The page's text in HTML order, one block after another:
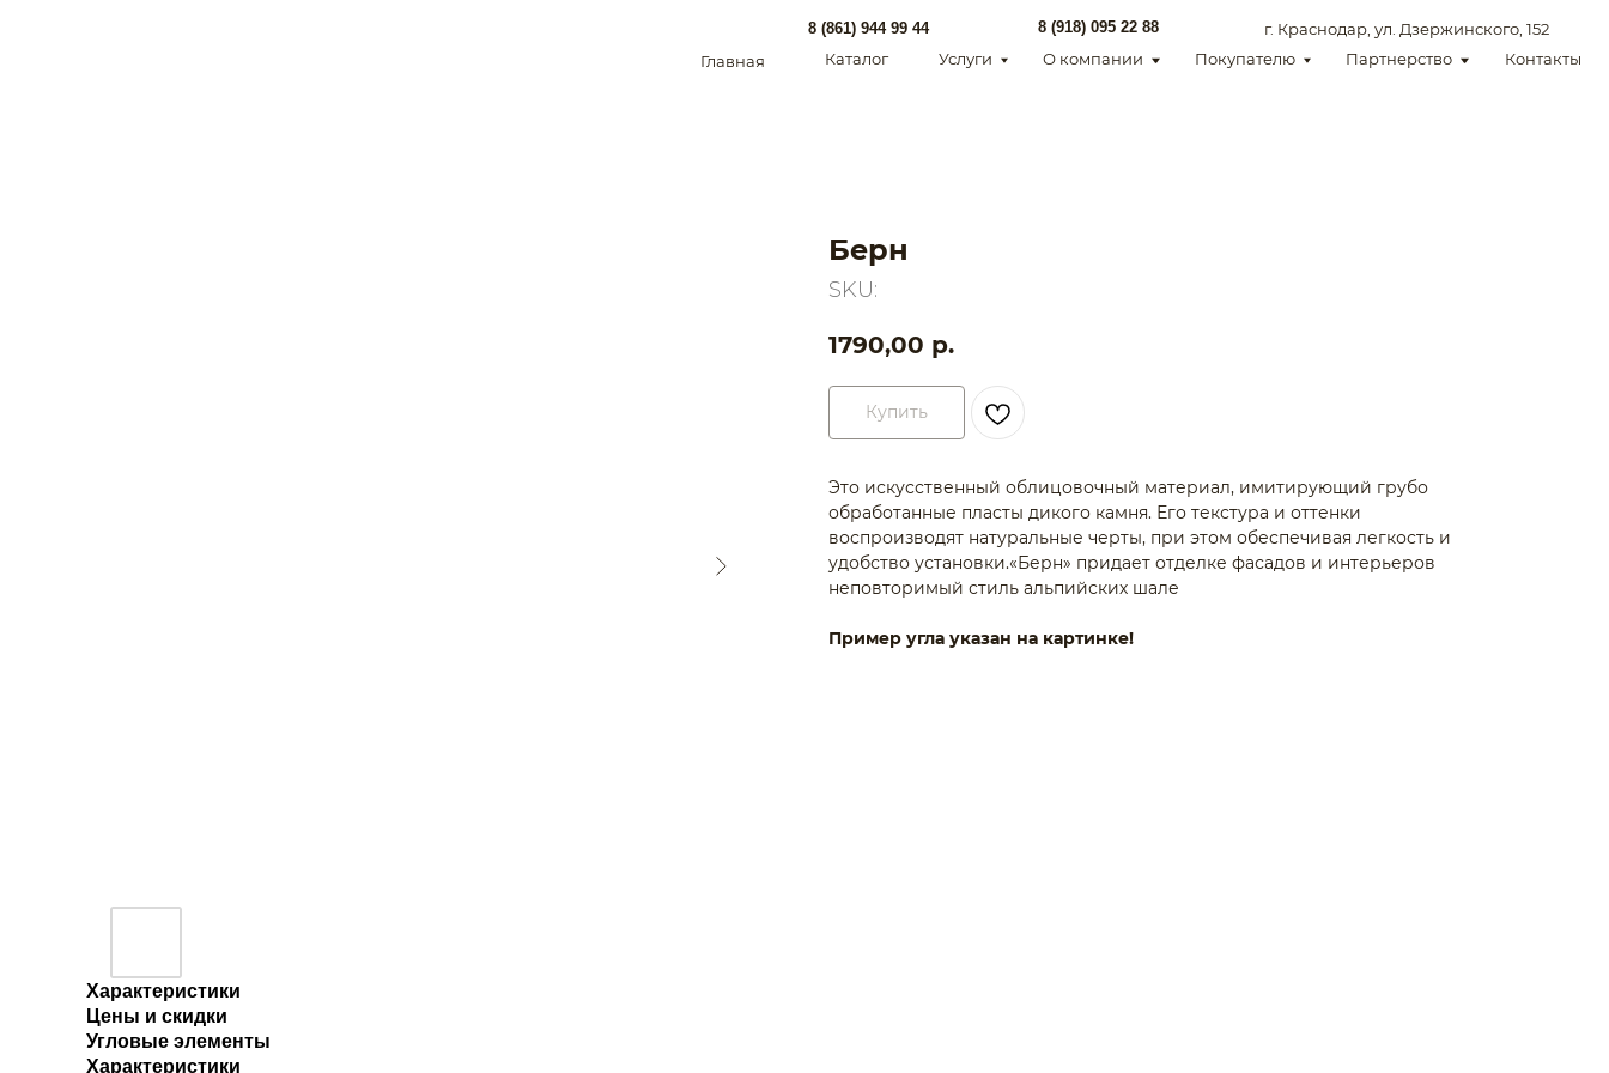
Контакты
Партнерство
Покупателю
О компании
Услуги
г. Краснодар, ул. Дзержинского, 152
8 (918) 095 22 88
8 (861) 944 99 44
Берн
SKU:
1790,00 р.
Купить
Это искусственный облицовочный материал, имитирующий грубо
обработанные пласты дикого камня. Его текстура и оттенки
воспроизводят натуральные черты, при этом обеспечивая легкость и
удобство установки.«Берн» придает отделке фасадов и интерьеров
неповторимый стиль альпийских шале
Пример угла указан на картинке!
Характеристики
Цены и скидки
Угловые элементы
Характеристики